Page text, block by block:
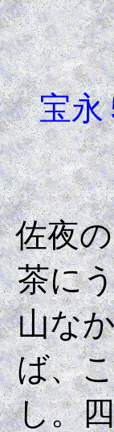
宝永
佐夜
茶に
山な
ば、
し。